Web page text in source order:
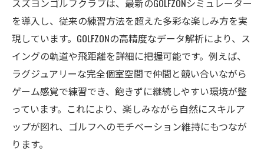
スズヨンゴルフクラブは、最新のGOLFZONシミュレーター
を導入し、従来の練習方法を超えた多彩な楽しみ方を実
現しています。GOLFZONの高精度なデータ解析により、ス
イングの軌道や飛距離を詳細に把握可能です。例えば、
ラグジュアリーな完全個室空間で仲間と競い合いながら
ゲーム感覚で練習でき、飽きずに継続しやすい環境が整
っています。これにより、楽しみながら自然にスキルア
ップが図れ、ゴルフへのモチベーション維持にもつなが
ります。